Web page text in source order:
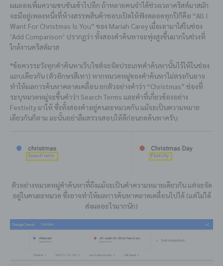
ผมลองเพิ่มความขบขันเข้าไปอีก ถ้าหลายคนจำได้ช่วงเวลาคริสต์มาสมัก
จะมีอยู่เพลงหนึ่งที่ห้างสรรพสินค้าชอบเปิดให้ฟังตลอดทุกปีก็คือ “All I
Want For Christmas Is You” ของ Mariah Carey เมื่อเอามาใส่ในช่อง
‘Add Comparison’ ปรากฏว่า ทั้งสองคำค้นหาจะพุ่งสูงขึ้นมากในช่วงที่
ใกล้งานคริสต์มาส
*ข้อควรระวังทุกคำค้นหาเว็บไซต์จะจัดประเภทคำค้นหานั้นไว้ให้ในช่อง
แถบเดียวกัน (ตัวอักษรสีเทา) หากหมวดหมู่ของคำค้นหาไม่ตรงกันอาจ
ทำให้ผลการค้นหาคลาดเคลื่อน ยกตัวอย่างคำว่า “Christmas” ช่องที่
ระบุหมวดหมู่จะขึ้นคำว่า Search Terms และคำที่เกี่ยวข้องอย่าง
Festivity มาให้ ซึ่งทั้งสองคำอยู่คนละหมวดกัน แม้จะเป็นความหมาย
เดียวกันก็ตาม ฉะนั้นอย่าลืมตรวจสอบให้ดีก่อนกดค้นหาครับ
ตัวอย่างหมวดหมู่คำค้นหาที่ถึงแม้จะเป็นคำความหมายเดียวกัน แต่จะจัด
อยู่ในคนละหมวด ซึ่งอาจทำให้ผลการค้นหาคลาดเคลื่อนไปได้ (แต่ไม่ได้
ส่งผลอะไรมากนัก)